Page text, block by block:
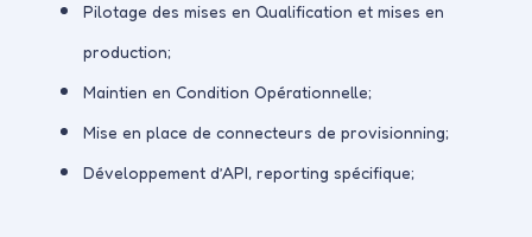
Pilotage des mises en Qualification et mises en
production;
Maintien en Condition Opérationnelle;
Mise en place de connecteurs de provisionning;
Développement d’API, reporting spécifique;